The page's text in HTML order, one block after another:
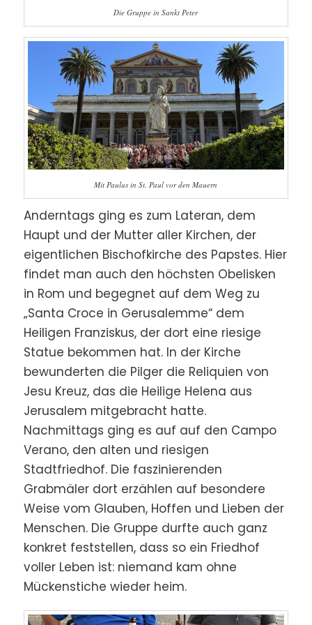
Die Gruppe in Sankt Peter
Mit Paulus in St. Paul vor den Mauern
Anderntags ging es zum Lateran, dem
Haupt und der Mutter aller Kirchen, der
eigentlichen Bischofkirche des Papstes. Hier
findet man auch den höchsten Obelisken
in Rom und begegnet auf dem Weg zu
„Santa Croce in Gerusalemme“ dem
Heiligen Franziskus, der dort eine riesige
Statue bekommen hat. In der Kirche
bewunderten die Pilger die Reliquien von
Jesu Kreuz, das die Heilige Helena aus
Jerusalem mitgebracht hatte.
Nachmittags ging es auf auf den Campo
Verano, den alten und riesigen
Stadtfriedhof. Die faszinierenden
Grabmäler dort erzählen auf besondere
Weise vom Glauben, Hoffen und Lieben der
Menschen. Die Gruppe durfte auch ganz
konkret feststellen, dass so ein Friedhof
voller Leben ist: niemand kam ohne
Mückenstiche wieder heim.